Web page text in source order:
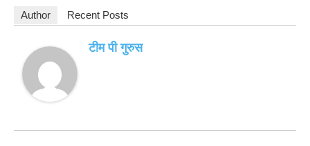
Author Recent Posts
टीम पी गुरुस